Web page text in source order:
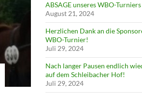
ABSAGE unseres WBO-Turniers
August 21, 2024
Herzlichen Dank an die
WBO-Turnier!
Juli 29, 2024
Nach langer Pausen endlich
auf dem Schleibacher Hof!
Juli 29, 2024